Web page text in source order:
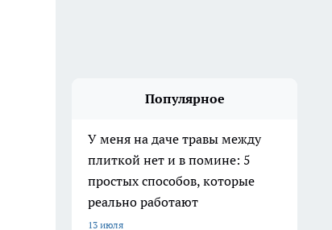
Популярное
У меня на даче травы между
плиткой нет и в помине: 5
простых способов, которые
реально работают
13 июля